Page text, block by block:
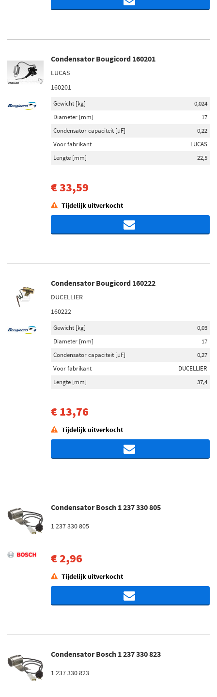
Condensator Bougicord 160201
LUCAS
160201
Gewicht [kg]
0,024
Diameter [mm]
17
Condensator capaciteit [µF]
0,22
Voor fabrikant
LUCAS
Lengte [mm]
22,5
€ 33,59
Tijdelijk uitverkocht
Condensator Bougicord 160222
DUCELLIER
160222
Gewicht [kg]
0,03
Diameter [mm]
17
Condensator capaciteit [µF]
0,27
Voor fabrikant
DUCELLIER
Lengte [mm]
37,4
€ 13,76
Tijdelijk uitverkocht
Condensator Bosch 1 237 330 805
1 237 330 805
€ 2,96
Tijdelijk uitverkocht
Condensator Bosch 1 237 330 823
1 237 330 823